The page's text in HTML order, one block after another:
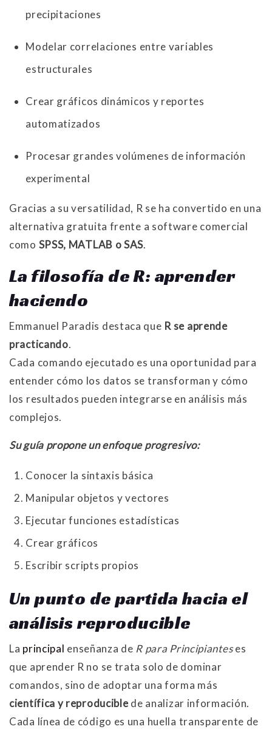
precipitaciones
Modelar correlaciones entre variables
estructurales
Crear gráficos dinámicos y reportes
automatizados
Procesar grandes volúmenes de información
experimental
Gracias a su versatilidad, R se ha convertido en una
alternativa gratuita frente a software comercial
como SPSS, MATLAB o SAS.
La filosofía de R: aprender
haciendo
Emmanuel Paradis destaca que R se aprende
practicando.
Cada comando ejecutado es una oportunidad para
entender cómo los datos se transforman y cómo
los resultados pueden integrarse en análisis más
complejos.
Su guía propone un enfoque progresivo:
Conocer la sintaxis básica
Manipular objetos y vectores
Ejecutar funciones estadísticas
Crear gráficos
Escribir scripts propios
Un punto de partida hacia el
análisis reproducible
La principal enseñanza de R para Principianteses
que aprender R no se trata solo de dominar
comandos, sino de adoptar una forma más
científica y reproduciblede analizar información.
Cada línea de código es una huella transparente de